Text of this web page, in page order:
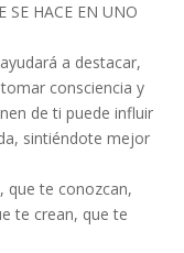
SE HACE EN UNO
a destacar,
consciencia y
de ti puede influir
sintiéndote mejor
que te conozcan,
te crean, que te